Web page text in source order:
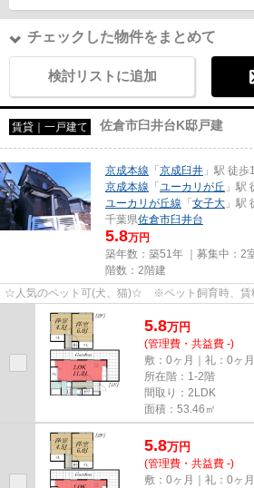
チェックした物件をまとめて
検討リストに追加
賃貸｜一戸建て 佐倉市臼井台K邸戸建
京成本線 「京成臼井 」駅 徒歩
京成本線 「 ユーカリが丘 」駅
ユーカリが丘線 「女子大 」駅
千葉県佐倉市臼井台
5.8万円
築年数：築51年 ｜募集中： 2
階数：2階建
☆人気のペット可(犬、猫)☆ ※ペット飼育時、賃
5.8万円
(管理費・共益費 -)
敷：0ヶ月｜礼：0ヶ月
所在階：1-2階
間取り：2LDK
面積：53.46㎡
5.8万円
(管理費・共益費 -)
敷：0ヶ月｜礼：0ヶ月